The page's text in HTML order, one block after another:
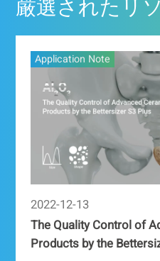
viscoelasticity of gluten and
Thermal properties revealed
with low-ester pectin (37%)
95.40 J/g during heating
fluorescence intensity and
added with low-ester pectin
added with high-ester pectin
pectin (37%) significantly
(from 15.31 μmol/g to 18.06
content of gluten compared
indicating that low-ester
microscope showed that the
pectin (46%) exhibited a
than that added with low-ester
厳選されたリ
Application Note
2022-12-13
The Quality Control of
Products by the